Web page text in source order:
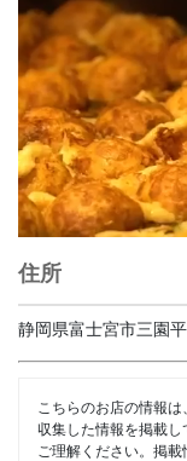
住所
静岡県富士宮市三園
こちらのお店の情報
収集した情報を掲載
ご理解ください。掲